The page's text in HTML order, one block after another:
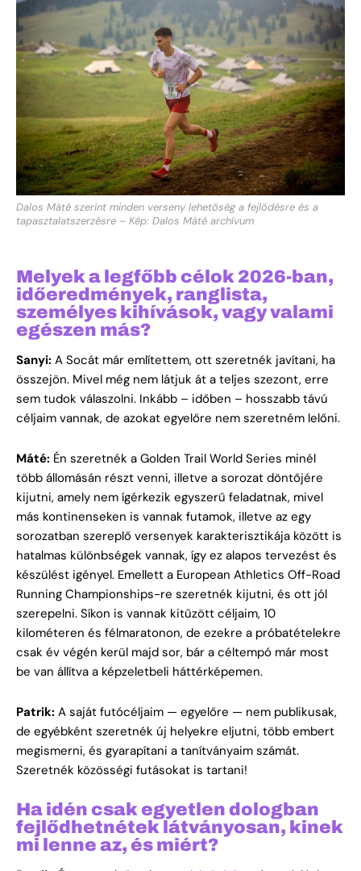
Dalos Máté szerint minden verseny lehetőség a fejlődésre és a
tapasztalatszerzésre – Kép: Dalos Máté archívum
Melyek a legfőbb célok 2026-ban,
időeredmények, ranglista,
személyes kihívások, vagy valami
egészen más?
Sanyi: A Socát már említettem, ott szeretnék javítani, ha
összejön. Mivel még nem látjuk át a teljes szezont, erre
sem tudok válaszolni. Inkább – időben – hosszabb távú
céljaim vannak, de azokat egyelőre nem szeretném lelőni.
Máté: Én szeretnék a Golden Trail World Series minél
több állomásán részt venni, illetve a sorozat döntőjére
kijutni, amely nem ígérkezik egyszerű feladatnak, mivel
más kontinenseken is vannak futamok, illetve az egy
sorozatban szereplő versenyek karakterisztikája között is
hatalmas különbségek vannak, így ez alapos tervezést és
készülést igényel. Emellett a European Athletics Off-Road
Running Championships-re szeretnék kijutni, és ott jól
szerepelni. Síkon is vannak kitűzött céljaim, 10
kilométeren és félmaratonon, de ezekre a próbatételekre
csak év végén kerül majd sor, bár a céltempó már most
be van állítva a képzeletbeli háttérképemen.
Patrik: A saját futócéljaim — egyelőre — nem publikusak,
de egyébként szeretnék új helyekre eljutni, több embert
megismerni, és gyarapítani a tanítványaim számát.
Szeretnék közösségi futásokat is tartani!
Ha idén csak egyetlen dologban
fejlődhetnétek látványosan, kinek
mi lenne az, és miért?